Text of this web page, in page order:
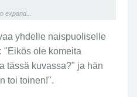
expand...
expand...
expand...
yhdelle naispuoliselle
"Eikös ole komeita
tässä kuvassa?" ja hän
toi toinen!".